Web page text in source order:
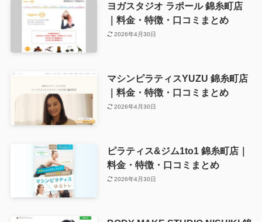
ヨガスタジオ ラポール 錦糸町店
｜料金・特徴・口コミまとめ
2026年4月30日
マシンピラティスYUZU 錦糸町店
｜料金・特徴・口コミまとめ
2026年4月30日
ピラティス&ジム1to1 錦糸町店｜
料金・特徴・口コミまとめ
2026年4月30日